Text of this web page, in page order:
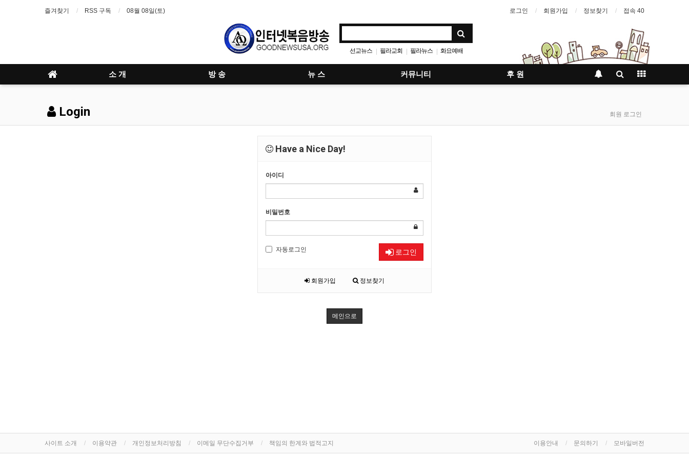
즐겨찾기 RSS 구독 08월 08일(토) 로그인 회원가입 정보찾기 접속 40
선교뉴스 | 필라교회 | 필라뉴스 | 화요예배
소 개 방 송 뉴 스 커뮤니티 후 원
Login 회원 로그인
Have a Nice Day!
아이디
비밀번호
자동로그인 로그인
회원가입 정보찾기
메인으로
사이트 소개 이용약관 개인정보처리방침 이메일 무단수집거부 책임의 한계와 법적고지 이용안내 문의하기 모바일버전